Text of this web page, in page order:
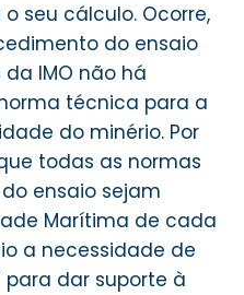
seu cálculo. Ocorre,
do ensaio
da IMO não há
técnica para a
do minério. Por
todas as normas
ensaio sejam
Marítima de cada
a necessidade de
para dar suporte à